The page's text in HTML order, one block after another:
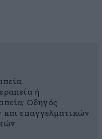
ή
Οδηγός
και επαγγελματικών